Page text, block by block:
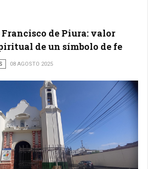
de Piura: valor
de un símbolo de fe
08 AGOSTO 2025